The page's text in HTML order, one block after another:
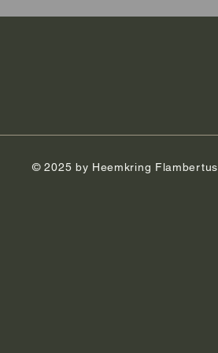
© 2025 by Heemkring Flambertus